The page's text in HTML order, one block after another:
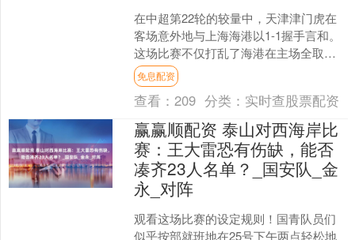
在中超第22轮的较量中，天津津门虎在
客场意外地与上海海港以1-1握手言和。
这场比赛不仅打乱了海港在主场全取三
分的计划，还间接帮助上海申花重新夺
回了中超领头羊的位....
免息配资
查看：209 分类： 实时查股票配资
赢赢顺配资 泰山对西海岸比
赛：王大雷恐有伤缺，能否
凑齐23人名单？_国安队_金
永_对阵
观看这场比赛的设定规则！国青队员们
似乎按部就班地在25号下午两点轻松地